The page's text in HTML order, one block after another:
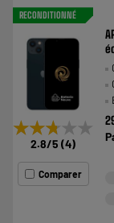
RECONDITIONNÉ
★★★★★
★★★★★
2.8/5 (4)
Comparer